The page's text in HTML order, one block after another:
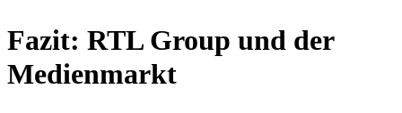
Fazit: RTL Group und der
Medienmarkt